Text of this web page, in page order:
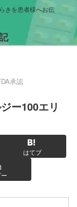
きを患者様へお伝
承認
ー100エリ
はてブ